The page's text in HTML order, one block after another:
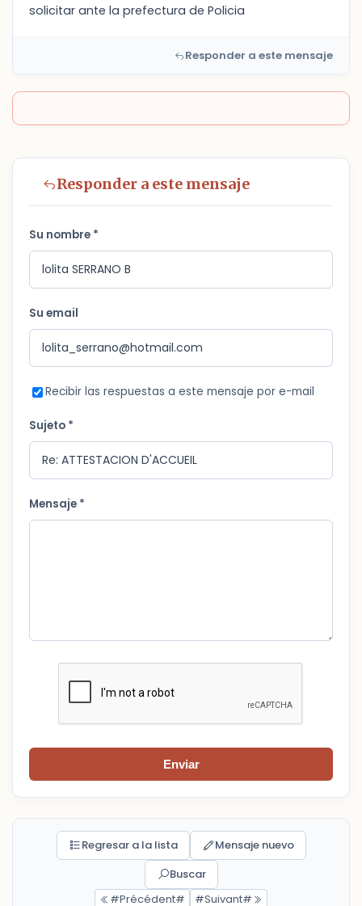
solicitar ante la prefectura de Policia
Responder a este mensaje
Responder a este mensaje
Su nombre *
Su email
Recibir las respuestas a este mensaje por e-mail
Sujeto *
Mensaje *
Enviar
Regresar a la lista
Mensaje nuevo
Buscar
#Précédent#
#Suivant#